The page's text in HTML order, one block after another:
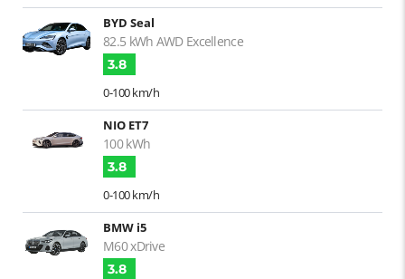
BYD Seal
82.5 kWh AWD Excellence
3.8
0-100 km/h
NIO ET7
100 kWh
3.8
0-100 km/h
BMW i5
M60 xDrive
3.8